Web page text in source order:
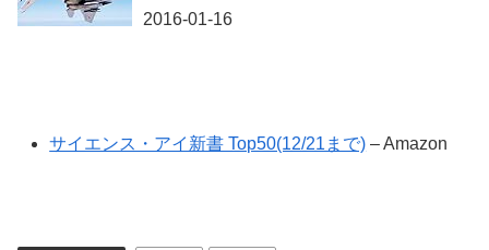
2016-01-16
サイエンス・アイ新書 Top50(12/21まで) – Amazon